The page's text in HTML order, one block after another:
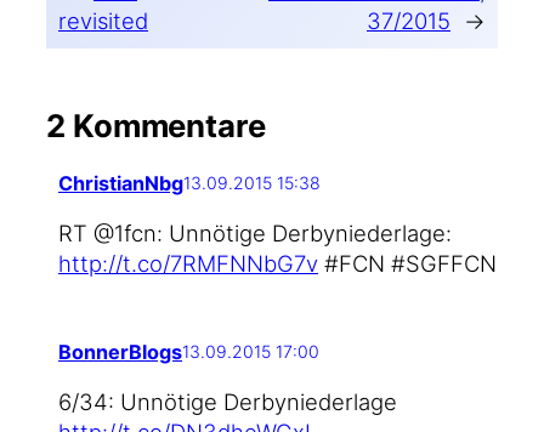
revisited
37/2015
→
2 Kommentare
ChristianNbg13.09.2015 15:38
RT @1fcn: Unnö­ti­ge Der­by­nie­der­la­ge:
http://t.co/7RMFNNbG7v #FCN #SGFFCN
BonnerBlogs13.09.2015 17:00
6/34: Unnö­ti­ge Der­by­nie­der­la­ge